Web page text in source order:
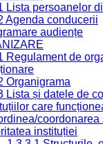
Lista persoanelor
Agenda conducerii
audiențe
Regulament de
Organigrama
Lista și datele de
care
coordonarea
instituției